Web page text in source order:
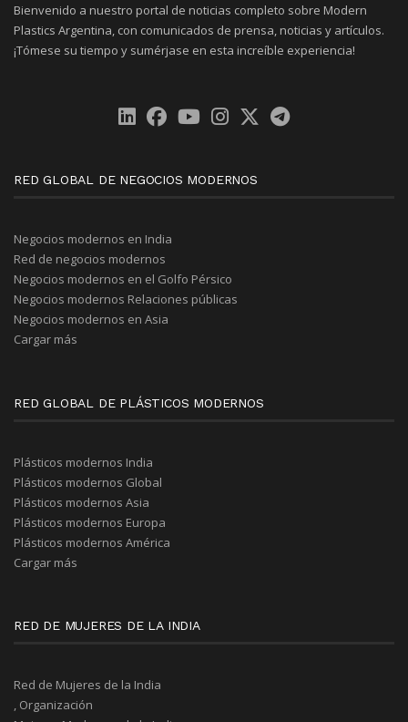
Bienvenido a nuestro portal de noticias completo sobre Modern
Plastics Argentina, con comunicados de prensa, noticias y artículos.
¡Tómese su tiempo y sumérjase en esta increíble experiencia!
RED GLOBAL DE NEGOCIOS MODERNOS
Negocios modernos en India
Red de negocios modernos
Negocios modernos en el Golfo Pérsico
Negocios modernos Relaciones públicas
Negocios modernos en Asia
Cargar más
RED GLOBAL DE PLÁSTICOS MODERNOS
Plásticos modernos India
Plásticos modernos Global
Plásticos modernos Asia
Plásticos modernos Europa
Plásticos modernos América
Cargar más
RED DE MUJERES DE LA INDIA
Red de Mujeres de la India
, Organización